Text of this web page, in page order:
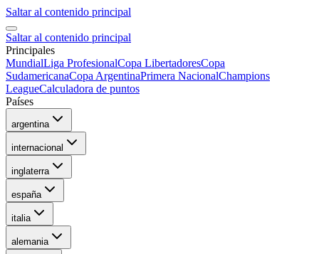
Saltar al contenido principal
Saltar al contenido principal
Principales
MundialLiga ProfesionalCopa LibertadoresCopa
SudamericanaCopa ArgentinaPrimera NacionalChampions
LeagueCalculadora de puntos
Países
argentina
internacional
inglaterra
españa
italia
alemania